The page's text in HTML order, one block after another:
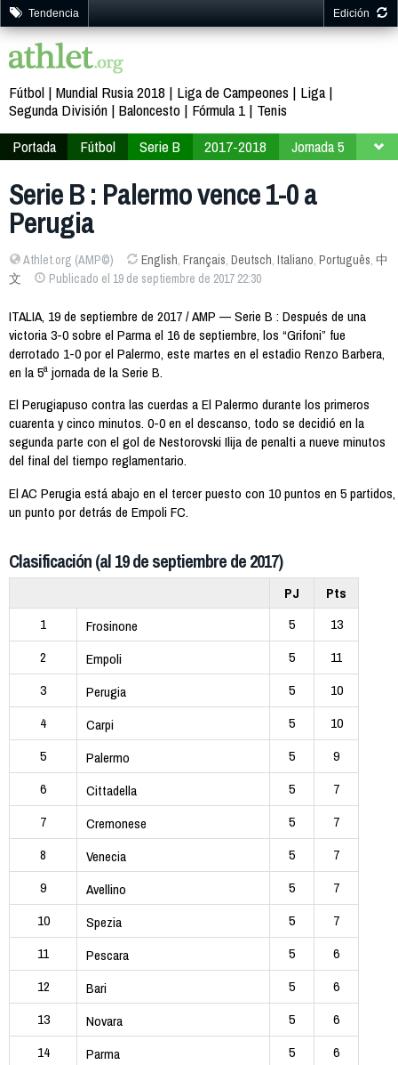
Tendencia Edición
Fútbol Mundial Rusia 2018 Liga de Campeones
Liga
Segunda División Baloncesto Fórmula 1
Tenis
Portada
Fútbol Serie B 2017-2018 Jornada 5
Serie B : Palermo vence 1-0 a
Perugia
Athlet.org (AMP©) English, Français, Deutsch, Italiano, Português, 中
文
Publicado el 19 de septiembre de 2017 22:30
ITALIA, 19 de septiembre de 2017 / AMP — Serie B : Después de una
victoria 3-0 sobre el Parma el 16 de septiembre, los “Grifoni” fue
derrotado 1-0 por el Palermo, este martes en el estadio Renzo Barbera,
en la 5ª jornada de la Serie B.
El Perugiapuso contra las cuerdas a El Palermo durante los primeros
cuarenta y cinco minutos. 0-0 en el descanso, todo se decidió en la
segunda parte con el gol de Nestorovski Ilija de penalti a nueve minutos
del final del tiempo reglamentario.
El AC Perugia está abajo en el tercer puesto con 10 puntos en 5 partidos,
un punto por detrás de Empoli FC.
Clasificación (al 19 de septiembre de 2017)
PJ
Pts
1
Frosinone 5
13
2
Empoli 5
11
3
Perugia 5
10
4
Carpi 5
10
5
Palermo 5
9
6
Cittadella 5
7
7
Cremonese 5
7
8
Venecia 5
7
9
Avellino 5
7
10
Spezia 5
7
11
Pescara 5
6
12
Bari 5
6
13
Novara 5
6
14
Parma 5
6